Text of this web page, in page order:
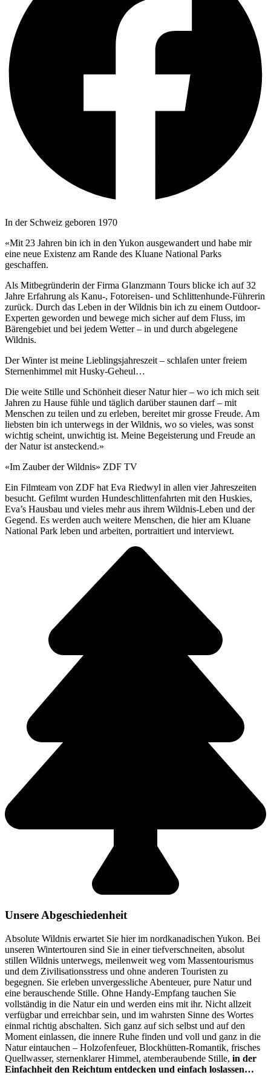
In der Schweiz geboren 1970
«Mit 23 Jahren bin ich in den Yukon ausgewandert und habe mir
eine neue Existenz am Rande des Kluane National Parks
geschaffen.
Als Mitbegründerin der Firma Glanzmann Tours blicke ich auf 32
Jahre Erfahrung als Kanu-, Fotoreisen- und Schlittenhunde-Führerin
zurück. Durch das Leben in der Wildnis bin ich zu einem Outdoor-
Experten geworden und bewege mich sicher auf dem Fluss, im
Bärengebiet und bei jedem Wetter – in und durch abgelegene
Wildnis.
Der Winter ist meine Lieblingsjahreszeit – schlafen unter freiem
Sternenhimmel mit Husky-Geheul…
Die weite Stille und Schönheit dieser Natur hier – wo ich mich seit
Jahren zu Hause fühle und täglich darüber staunen darf – mit
Menschen zu teilen und zu erleben, bereitet mir grosse Freude. Am
liebsten bin ich unterwegs in der Wildnis, wo so vieles, was sonst
wichtig scheint, unwichtig ist. Meine Begeisterung und Freude an
der Natur ist ansteckend.»
«Im Zauber der Wildnis» ZDF TV
Ein Filmteam von ZDF hat Eva Riedwyl in allen vier Jahreszeiten
besucht. Gefilmt wurden Hundeschlittenfahrten mit den Huskies,
Eva’s Hausbau und vieles mehr aus ihrem Wildnis-Leben und der
Gegend. Es werden auch weitere Menschen, die hier am Kluane
National Park leben und arbeiten, portraitiert und interviewt.
Unsere Abgeschiedenheit
Absolute Wildnis erwartet Sie hier im nordkanadischen Yukon. Bei
unseren Wintertouren sind Sie in einer tiefverschneiten, absolut
stillen Wildnis unterwegs, meilenweit weg vom Massentourismus
und dem Zivilisationsstress und ohne anderen Touristen zu
begegnen. Sie erleben unvergessliche Abenteuer, pure Natur und
eine berauschende Stille. Ohne Handy-Empfang tauchen Sie
vollständig in die Natur ein und werden eins mit ihr. Nicht allzeit
verfügbar und erreichbar sein, und im wahrsten Sinne des Wortes
einmal richtig abschalten. Sich ganz auf sich selbst und auf den
Moment einlassen, die innere Ruhe finden und voll und ganz in die
Natur eintauchen – Holzofenfeuer, Blockhütten-Romantik, frisches
Quellwasser, sternenklarer Himmel, atemberaubende Stille, in der
Einfachheit den Reichtum entdecken und einfach loslassen…